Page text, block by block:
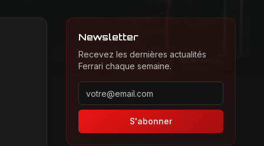
Newsletter
Recevez les dernières actualités
Ferrari chaque semaine.
Adresse email pour la newsletter
S'abonner